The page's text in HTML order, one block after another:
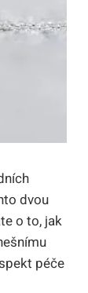
dvou
o to, jak
péče